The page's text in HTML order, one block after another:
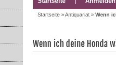
Startseite »Antiquariat » Wenn
Wenn ich deine Honda